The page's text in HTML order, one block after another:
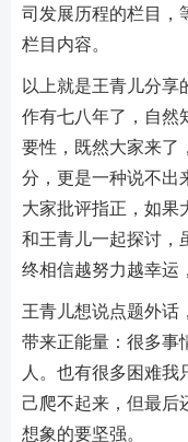
司发展历程的栏目，
栏目内容。
以上就是王青儿分享
作有七八年了，自然
要性，既然大家来了
分，更是一种说不出
大家批评指正，如果
和王青儿一起探讨，
终相信越努力越幸运
王青儿想说点题外话
带来正能量：很多事
人。也有很多困难我
己爬不起来，但最后
想象的要坚强。